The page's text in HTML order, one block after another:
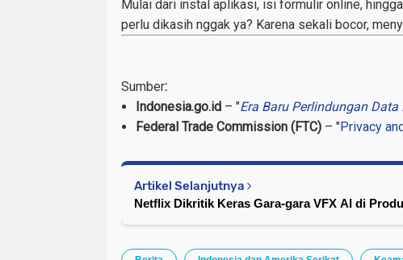
Mulai dari instal aplikasi, isi formulir online,
perlu dikasih nggak ya? Karena sekali bocor,
Sumber:
Indonesia.go.id – "Era Baru Perlindungan Data
Federal Trade Commission (FTC) – "Privacy
Artikel Selanjutnya
Netflix Dikritik Keras Gara-gara VFX AI di